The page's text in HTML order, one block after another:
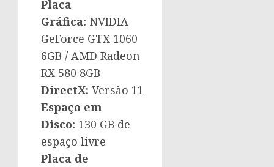
Placa
Gráfica: NVIDIA
GeForce GTX 1060
6GB / AMD Radeon
RX 580 8GB
DirectX: Versão 11
Espaço em
Disco: 130 GB de
espaço livre
Placa de